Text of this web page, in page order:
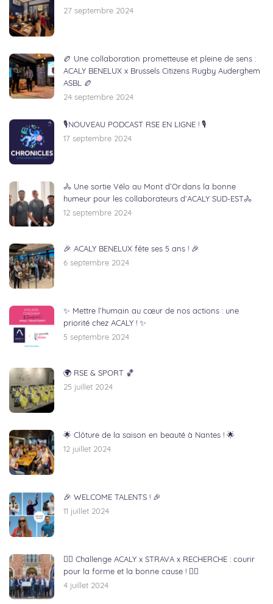
27 septembre 2024
🏉 Une collaboration prometteuse et pleine de sens :
ACALY BENELUX x Brussels Citizens Rugby Auderghem
ASBL 🏉
24 septembre 2024
🎙NOUVEAU PODCAST RSE EN LIGNE ! 🎙
17 septembre 2024
🚴 Une sortie Vélo au Mont d’Or dans la bonne
humeur pour les collaborateurs d’ACALY SUD-EST🚴
12 septembre 2024
🎉 ACALY BENELUX fête ses 5 ans ! 🎉
6 septembre 2024
✨ Mettre l’humain au cœur de nos actions : une
priorité chez ACALY ! ✨
5 septembre 2024
🌍 RSE & SPORT 🏀
25 juillet 2024
🌟 Clôture de la saison en beauté à Nantes ! 🌟
12 juillet 2024
🎉 WELCOME TALENTS ! 🎉
11 juillet 2024
🏃‍♂️ Challenge ACALY x STRAVA x RECHERCHE : courir
pour la forme et la bonne cause ! 🏃‍♀️
4 juillet 2024